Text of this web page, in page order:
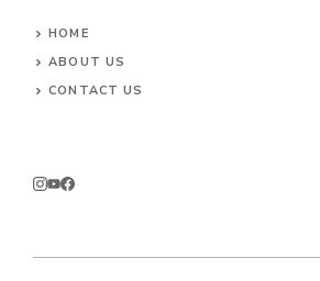
HOME
ABOUT US
CONTACT US